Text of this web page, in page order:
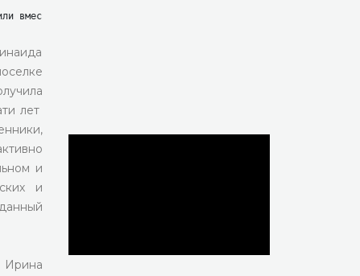
пятьдесят пять счастливых лет. Их семья основана
лет
и
и
Ирина